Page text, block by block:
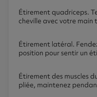
Étirement quadriceps.
cheville avec votre
Étirement latéral.
position pour sentir un
Étirement des muscles
pliée, maintenez